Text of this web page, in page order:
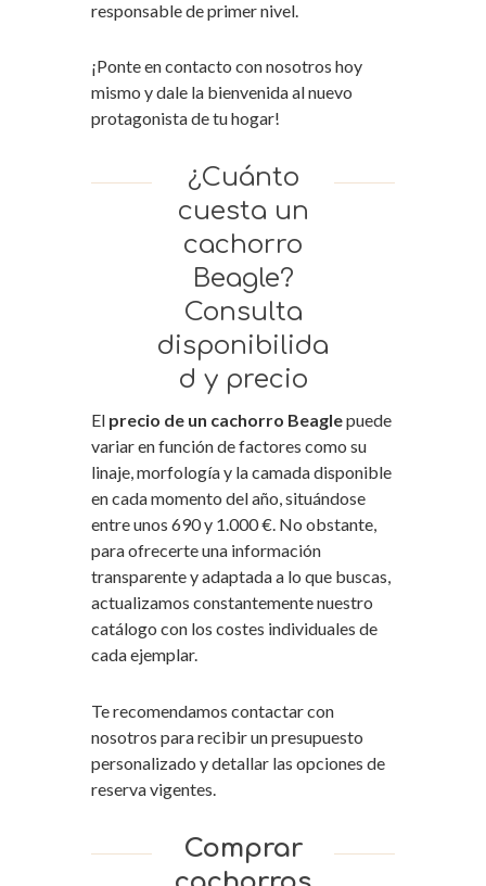
responsable de primer nivel.
¡Ponte en contacto con nosotros hoy
mismo y dale la bienvenida al nuevo
protagonista de tu hogar!
¿Cuánto
cuesta un
cachorro
Beagle?
Consulta
disponibilida
d y precio
El precio de un cachorro Beaglepuede
variar en función de factores como su
linaje, morfología y la camada disponible
en cada momento del año, situándose
entre unos 690 y 1.000 €. No obstante,
para ofrecerte una información
transparente y adaptada a lo que buscas,
actualizamos constantemente nuestro
catálogo con los costes individuales de
cada ejemplar.
Te recomendamos contactar con
nosotros para recibir un presupuesto
personalizado y detallar las opciones de
reserva vigentes.
Comprar